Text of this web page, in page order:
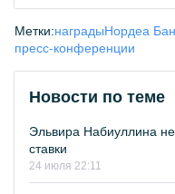
Метки:наградыНордеа
пресс-конференции
Новости по теме
Эльвира Набиуллина
ставки
24 июля 22:11